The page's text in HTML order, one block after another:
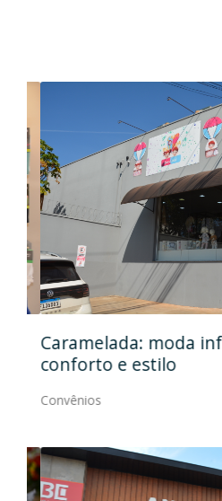
Caramelada: moda
conforto e estilo
Convênios